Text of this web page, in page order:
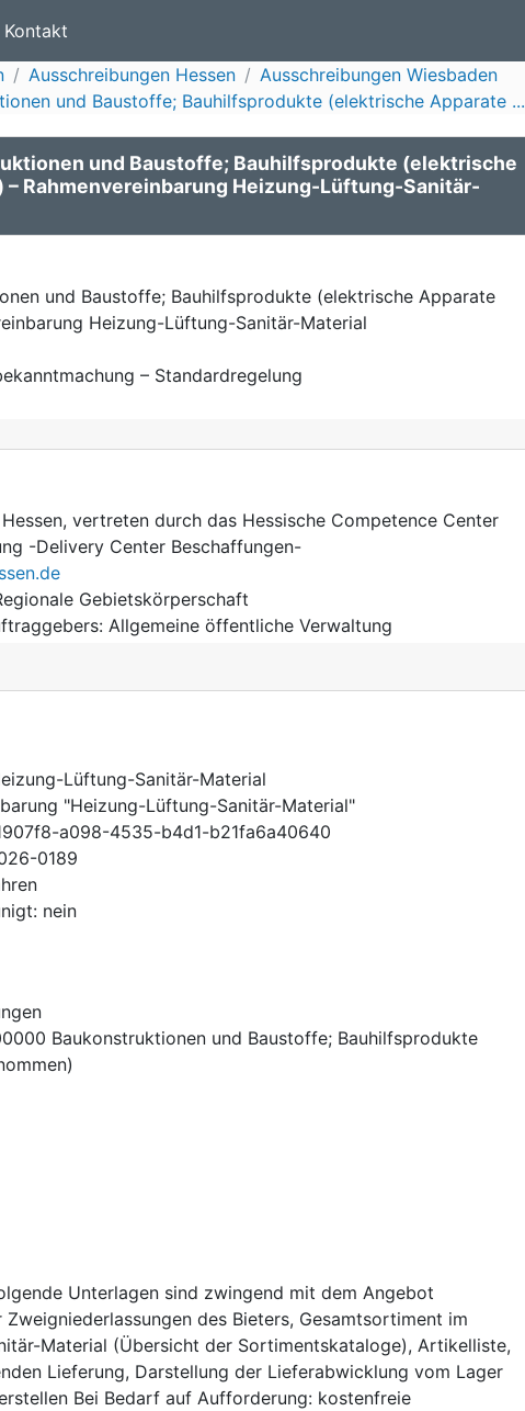
Kontakt
Ausschreibungen Hessen
Ausschreibungen Wiesbaden
und Baustoffe; Bauhilfsprodukte (elektrische Apparate ...
und Baustoffe; Bauhilfsprodukte (elektrische
– Rahmenvereinbarung Heizung-Lüftung-Sanitär-
und Baustoffe; Bauhilfsprodukte (elektrische Apparate
Heizung-Lüftung-Sanitär-Material
– Standardregelung
vertreten durch das Hessische Competence Center
-Delivery Center Beschaffungen-
Gebietskörperschaft
: Allgemeine öffentliche Verwaltung
Lüftung-Sanitär-Material
"Heizung-Lüftung-Sanitär-Material"
a098-4535-b4d1-b21fa6a40640
0189
: nein
Baukonstruktionen und Baustoffe; Bauhilfsprodukte
Unterlagen sind zwingend mit dem Angebot
des Bieters, Gesamtsortiment im
Material (Übersicht der Sortimentskataloge), Artikelliste,
Lieferung, Darstellung der Lieferabwicklung vom Lager
Bei Bedarf auf Aufforderung: kostenfreie